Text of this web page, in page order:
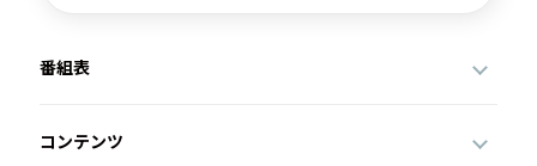
番組表
コンテンツ